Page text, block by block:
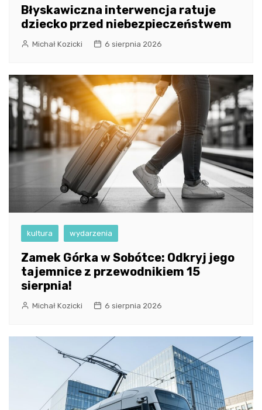
Błyskawiczna interwencja ratuje
dziecko przed niebezpieczeństwem
Michał Kozicki 6 sierpnia 2026
kultura wydarzenia
Zamek Górka w Sobótce: Odkryj jego
tajemnice z przewodnikiem 15
sierpnia!
Michał Kozicki 6 sierpnia 2026